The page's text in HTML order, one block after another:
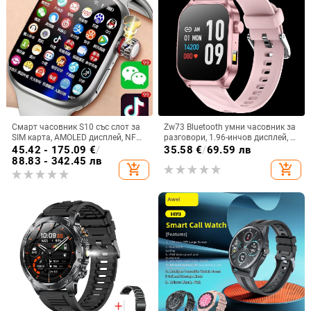
Смарт часовник S10 със слот за
SIM карта, AMOLED дисплей, NFC,
мониторинг на сърдечната
честота и камера
45.42 - 175.09 €/
88.83 - 342.45 лв
add_shopping_cart
Zw73 Bluetooth умни часовник за
разговори, 1.96-инчов дисплей, AI
гласов асистент, мониторинг на
кислород в кръвта, измерване на
сърдечен ритъм, кръвно
налягане, проследяване на съня,
циферблат
35.58 €/69.59 лв
add_shopping_cart